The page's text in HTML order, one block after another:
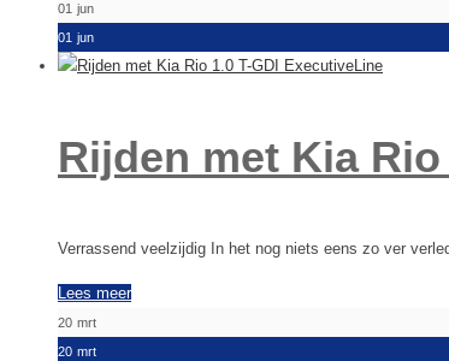
01 jun
01 jun
Rijden met Kia
Verrassend veelzijdig In het nog niets eens zo ver
Lees meer
20 mrt
20 mrt